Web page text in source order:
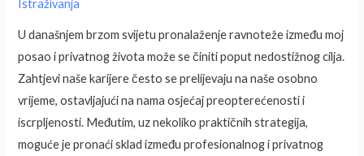
Istraživanja
U današnjem brzom svijetu pronalaženje ravnoteže između moj
posao i privatnog života može se činiti poput nedostižnog cilja.
Zahtjevi naše karijere često se prelijevaju na naše osobno
vrijeme, ostavljajući na nama osjećaj preopterećenosti i
iscrpljenosti. Međutim, uz nekoliko praktičnih strategija,
moguće je pronaći sklad između profesionalnog i privatnog